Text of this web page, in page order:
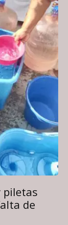
piletas
de